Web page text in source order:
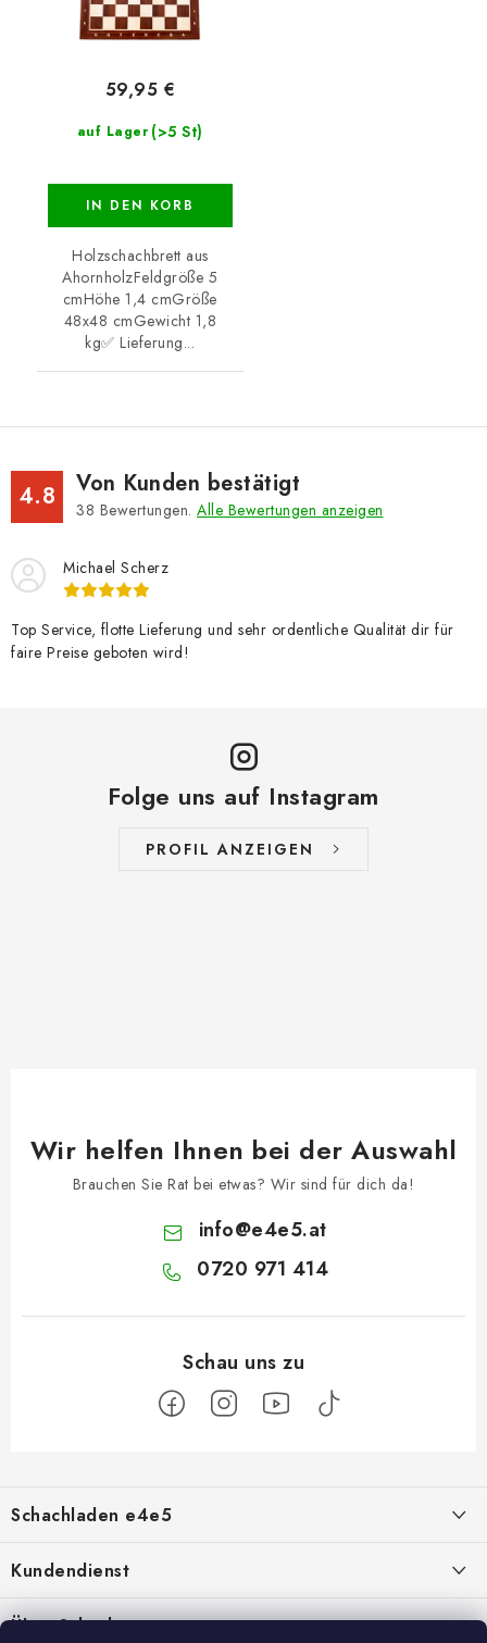
auf Lager (>5 St)
59,95 €
IN DEN KORB
Holzschachbrett aus
AhornholzFeldgröße 5
cmHöhe 1,4 cmGröße
48x48 cmGewicht 1,8
kg✅ Lieferung...
4.8 Von Kunden bestätigt
38 Bewertungen. Alle Bewertungen anzeigen
Michael Scherz
Top Service, flotte Lieferung und sehr ordentliche Qualität dir für
faire Preise geboten wird!
Folge uns auf Instagram
PROFIL ANZEIGEN
Wir helfen Ihnen bei der Auswahl
Brauchen Sie Rat bei etwas? Wir sind für dich da!
info@e4e5.at
0720 971 414
ß
z
e
i
Schachladen e4e5
Kontakt
Kundendienst
Geschäftsbedingungen
Über Schach